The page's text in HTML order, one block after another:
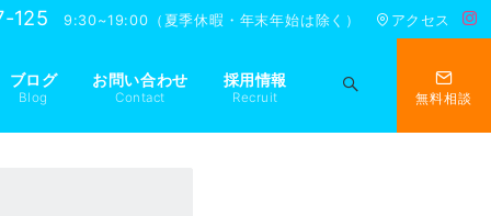
125 9:30~19:00（夏季休暇・年末年始は除く） アクセス
ブログ
Blog
お問い合わせ
Contact
採用情報
Recruit 無料相談